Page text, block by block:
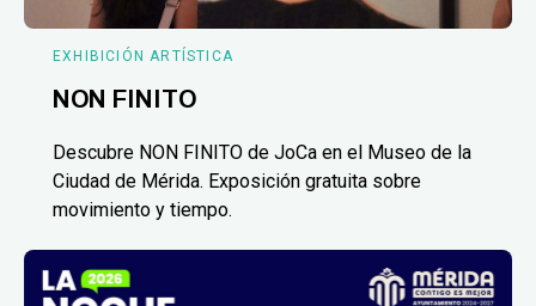
EXHIBICIÓN ARTÍSTICA
NON FINITO
Descubre NON FINITO de JoCa en el Museo de la
Ciudad de Mérida. Exposición gratuita sobre
movimiento y tiempo.